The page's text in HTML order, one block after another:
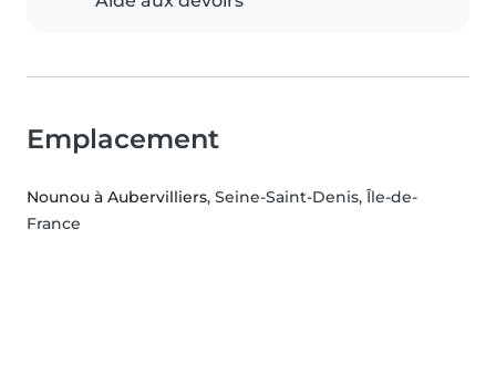
Emplacement
Nounou à Aubervilliers, Seine-Saint-Denis, Île-de-
France